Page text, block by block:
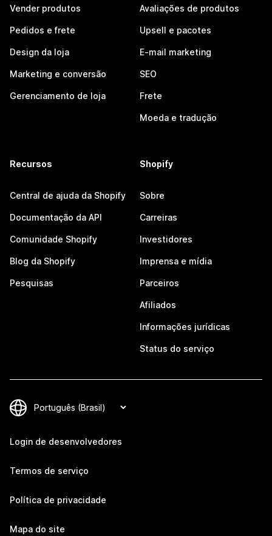
Vender produtos
Pedidos e frete
Design da loja
Marketing e conversão
Gerenciamento de loja
Avaliações de produtos
Upsell e pacotes
E-mail marketing
SEO
Frete
Moeda e tradução
Recursos
Central de ajuda da Shopify
Documentação da API
Comunidade Shopify
Blog da Shopify
Pesquisas
Shopify
Sobre
Carreiras
Investidores
Imprensa e mídia
Parceiros
Afiliados
Informações jurídicas
Status do serviço
Login de desenvolvedores
Termos de serviço
Política de privacidade
Mapa do site